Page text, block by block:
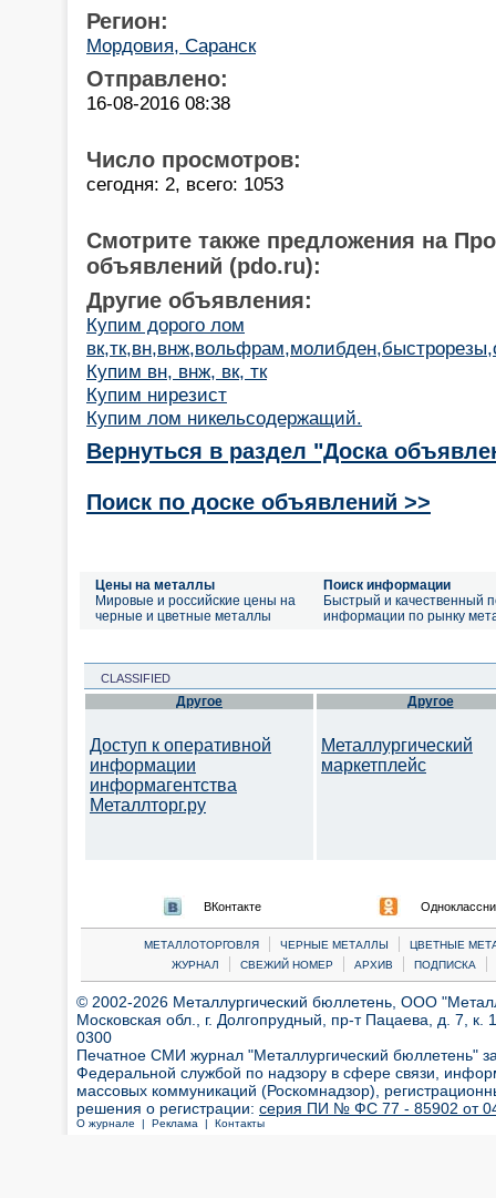
Регион:
Мордовия, Саранск
Отправлено:
16-08-2016 08:38
Число просмотров:
сегодня: 2, всего: 1053
Смотрите также предложения на
объявлений (pdo.ru):
Другие объявления:
Купим дорого лом
Купим вн, внж, вк, тк
Купим нирезист
Купим лом никельсодержащий.
Вернуться в раздел "Доска
Поиск по доске объявлений >>
Цены на металлы
Мировые и российские цены на
черные и цветные металлы
Поиск информации
Быстрый и качественный
информации по рынку
CLASSIFIED
Другое
Доступ к оперативной
информации
информагентства
Металлторг.ру
Другое
Металлургический
маркетплейс
ВКонтакте
МЕТАЛЛОТОРГОВЛЯ | ЧЕРНЫЕ МЕТАЛЛЫ |
ЦВЕТНЫЕ
ЖУРНАЛ
| СВЕЖИЙ НОМЕР | АРХИВ | ПОДПИСКА |
© 2002-2026 Металлургический бюллетень, ООО
Московская обл., г. Долгопрудный, пр-т Пацаева, д. 7,
0300
Печатное СМИ журнал "Металлургический бюллетень"
Федеральной службой по надзору в сфере связи,
массовых коммуникаций (Роскомнадзор),
решения о регистрации: серия ПИ № ФС 77 - 85902 от 04
О журнале | Реклама | Контакты